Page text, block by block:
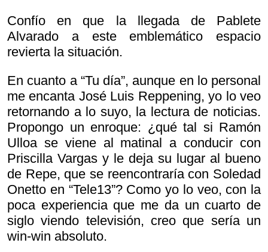
Confío en que la llegada de Pablete
Alvarado a este emblemático espacio
revierta la situación.
En cuanto a “Tu día”, aunque en lo personal
me encanta José Luis Reppening, yo lo veo
retornando a lo suyo, la lectura de noticias.
Propongo un enroque: ¿qué tal si Ramón
Ulloa se viene al matinal a conducir con
Priscilla Vargas y le deja su lugar al bueno
de Repe, que se reencontraría con Soledad
Onetto en “Tele13”? Como yo lo veo, con la
poca experiencia que me da un cuarto de
siglo viendo televisión, creo que sería un
win-win absoluto.